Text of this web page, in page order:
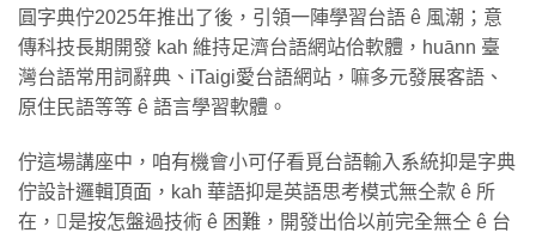
圓字典佇2025年推出了後，引領一陣學習台語 ê 風潮；意
傳科技長期開發 kah 維持足濟台語網站佮軟體，huānn 臺
灣台語常用詞辭典、iTaigi愛台語網站，嘛多元發展客語、
原住民語等等 ê 語言學習軟體。
佇這場講座中，咱有機會小可仔看覓台語輸入系統抑是字典
佇設計邏輯頂面，kah 華語抑是英語思考模式無仝款 ê 所
在，𪜶是按怎盤過技術 ê 困難，開發出佮以前完全無仝 ê 台